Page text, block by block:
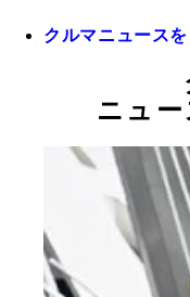
クルマニュース
ニュ